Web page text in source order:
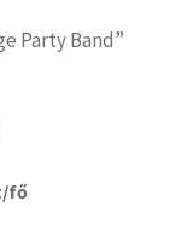
Party Band”
fő